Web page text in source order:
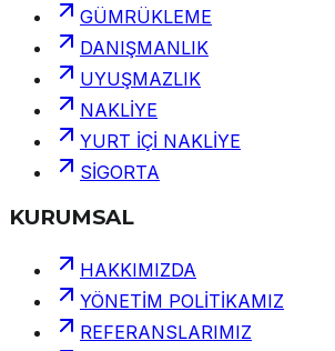
GÜMRÜKLEME
DANIŞMANLIK
UYUŞMAZLIK
NAKLİYE
YURT İÇİ NAKLİYE
SİGORTA
KURUMSAL
HAKKIMIZDA
YÖNETİM POLİTİKAMIZ
REFERANSLARIMIZ